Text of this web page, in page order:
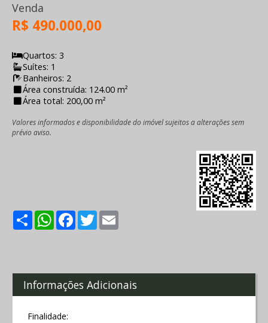
Venda
R$ 490.000,00
Quartos: 3
Suítes: 1
Banheiros: 2
Área construída: 124.00 m²
Área total: 200,00 m²
Valores informados e disponibilidade do imóvel sujeitos a alterações sem
prévio aviso.
ShareWhatsApp
Facebook
Twitter
Informações Adicionais
Finalidade: